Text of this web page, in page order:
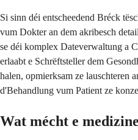
Si sinn déi entscheedend Bréck
vum Dokter an dem akribesch
se déi komplex Dateverwaltung a
erlaabt e Schrëftsteller dem
halen, opmierksam ze lauschteren
d'Behandlung vum Patient ze
Wat mécht e